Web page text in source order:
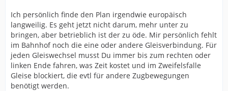
Ich persönlich finde den Plan irgendwie europäisch
langweilig. Es geht jetzt nicht darum, mehr unter zu
bringen, aber betrieblich ist der zu öde. Mir persönlich fehlt
im Bahnhof noch die eine oder andere Gleisverbindung. Für
jeden Gleiswechsel musst Du immer bis zum rechten oder
linken Ende fahren, was Zeit kostet und im Zweifelsfalle
Gleise blockiert, die evtl für andere Zugbewegungen
benötigt werden.